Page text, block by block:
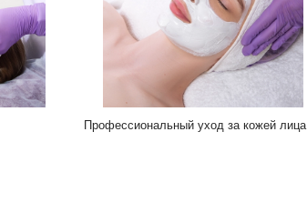
Профессиональный уход за кожей лица